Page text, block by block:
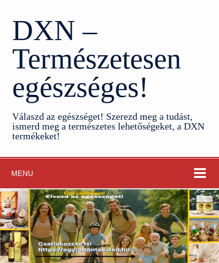
DXN –
Természetesen
egészséges!
Válaszd az egészséget! Szerezd meg a tudást,
ismerd meg a természetes lehetőségeket, a DXN
termékeket!
MENU